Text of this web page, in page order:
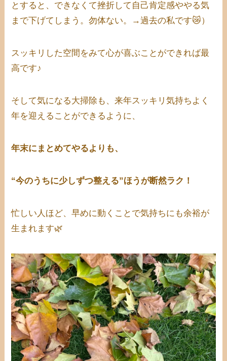
とすると、できなくて挫折して自己肯定感ややる気
まで下げてしまう。勿体ない。→過去の私です😿）
スッキリした空間をみて心が喜ぶことができれば最
高です♪
そして気になる大掃除も、来年スッキリ気持ちよく
年を迎えることができるように、
年末にまとめてやるよりも、
“今のうちに少しずつ整える”ほうが断然ラク！
忙しい人ほど、早めに動くことで気持ちにも余裕が
生まれます🌿